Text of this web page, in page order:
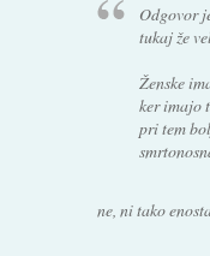
Odgovor
tukaj že
Ženske
ker imajo
pri tem
ne, ni tako